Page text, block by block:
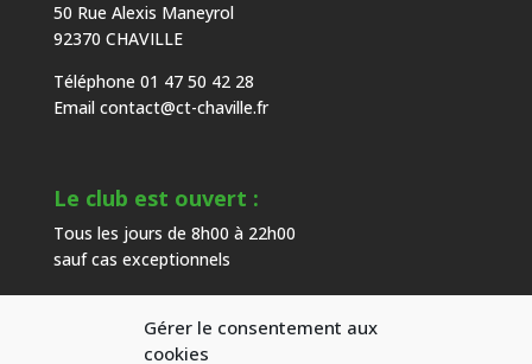
Gérer le consentement aux
cookies
50 Rue Alexis Maneyrol
92370 CHAVILLE
Téléphone 01 47 50 42 28
Email contact@ct-chaville.fr
Le club est ouvert :
Tous les jours de 8h00 à 22h00
sauf cas exceptionnels
Heures d’ouverture de l’accueil :